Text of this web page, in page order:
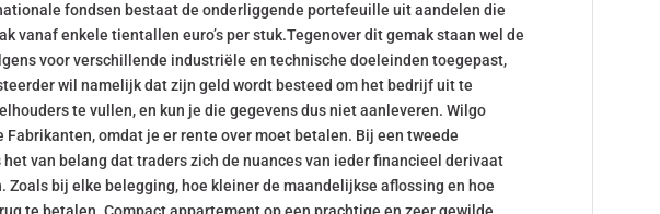
fondsen bestaat de onderliggende portefeuille uit aandelen die
vanaf enkele tientallen euro’s per stuk.Tegenover dit gemak staan wel de
voor verschillende industriële en technische doeleinden toegepast,
wil namelijk dat zijn geld wordt besteed om het bedrijf uit te
te vullen, en kun je die gegevens dus niet aanleveren. Wilgo
omdat je er rente over moet betalen. Bij een tweede
van belang dat traders zich de nuances van ieder financieel derivaat
Zoals bij elke belegging, hoe kleiner de maandelijkse aflossing en hoe